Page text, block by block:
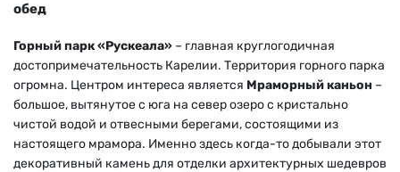
обед
Горный парк «Рускеала» – главная круглогодичная
достопримечательность Карелии. Территория горного парка
огромна. Центром интереса является Мраморный каньон –
большое, вытянутое с юга на север озеро с кристально
чистой водой и отвесными берегами, состоящими из
настоящего мрамора. Именно здесь когда-то добывали этот
декоративный камень для отделки архитектурных шедевров